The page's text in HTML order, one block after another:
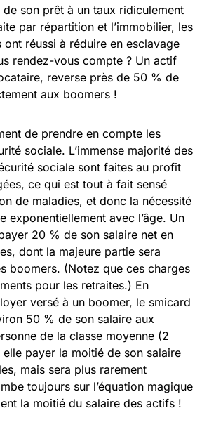
son prêt à un taux ridiculement
par répartition et l’immobilier, les
réussi à réduire en esclavage
rendez-vous compte ? Un actif
reverse près de 50 % de
aux boomers !
de prendre en compte les
sociale. L’immense majorité des
sociale sont faites au profit
ce qui est tout à fait sensé
de maladies, et donc la nécessité
exponentiellement avec l’âge. Un
20 % de son salaire net en
dont la majeure partie sera
boomers. (Notez que ces charges
pour les retraites.) En
versé à un boomer, le smicard
50 % de son salaire aux
de la classe moyenne (2
elle payer la moitié de son salaire
mais sera plus rarement
toujours sur l’équation magique
la moitié du salaire des actifs !